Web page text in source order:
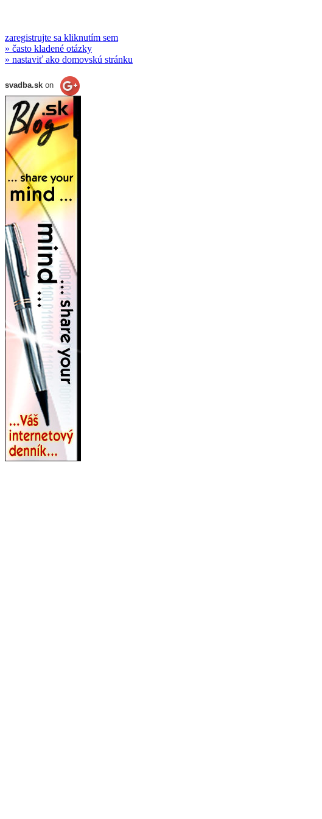
zaregistrujte sa kliknutím sem
» často kladené otázky
» nastaviť ako domovskú stránku
svadba.sk on